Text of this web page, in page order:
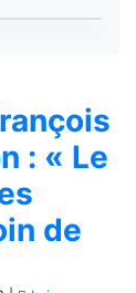
: « Le
de